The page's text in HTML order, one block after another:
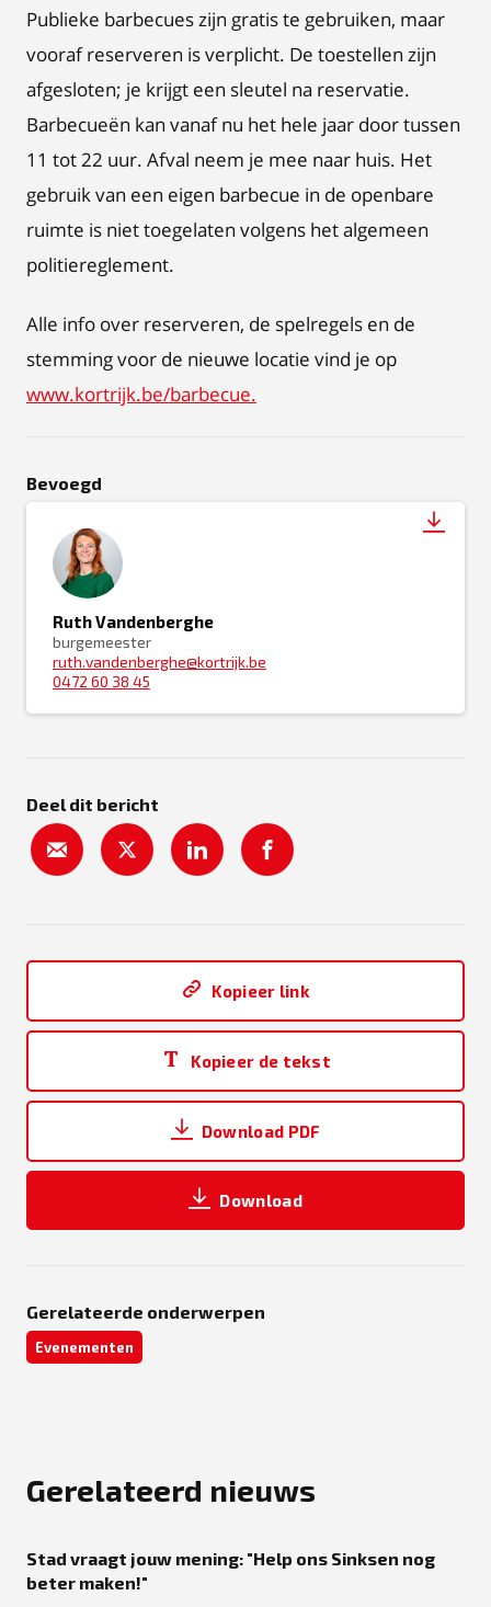
Publieke barbecues zijn gratis te gebruiken, maar
vooraf reserveren is verplicht. De toestellen zijn
afgesloten; je krijgt een sleutel na reservatie.
Barbecueën kan vanaf nu het hele jaar door tussen
11 tot 22 uur. Afval neem je mee naar huis. Het
gebruik van een eigen barbecue in de openbare
ruimte is niet toegelaten volgens het algemeen
politiereglement.
Alle info over reserveren, de spelregels en de
stemming voor de nieuwe locatie vind je op
www.kortrijk.be/barbecue.
Bevoegd
Ruth Vandenberghe
burgemeester
ruth.vandenberghe@kortrijk.be
0472 60 38 45
Deel dit bericht
Kopieer link
Kopieer de tekst
Download PDF
Download
Gerelateerde onderwerpen
Evenementen
Gerelateerd nieuws
Stad vraagt jouw mening: "Help ons Sinksen nog
beter maken!"